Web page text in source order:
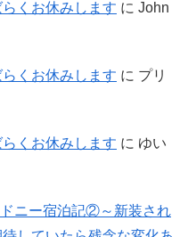
くお休みします に John
くお休みします に プリ
くお休みします に ゆい
ドニー宿泊記②～新装され